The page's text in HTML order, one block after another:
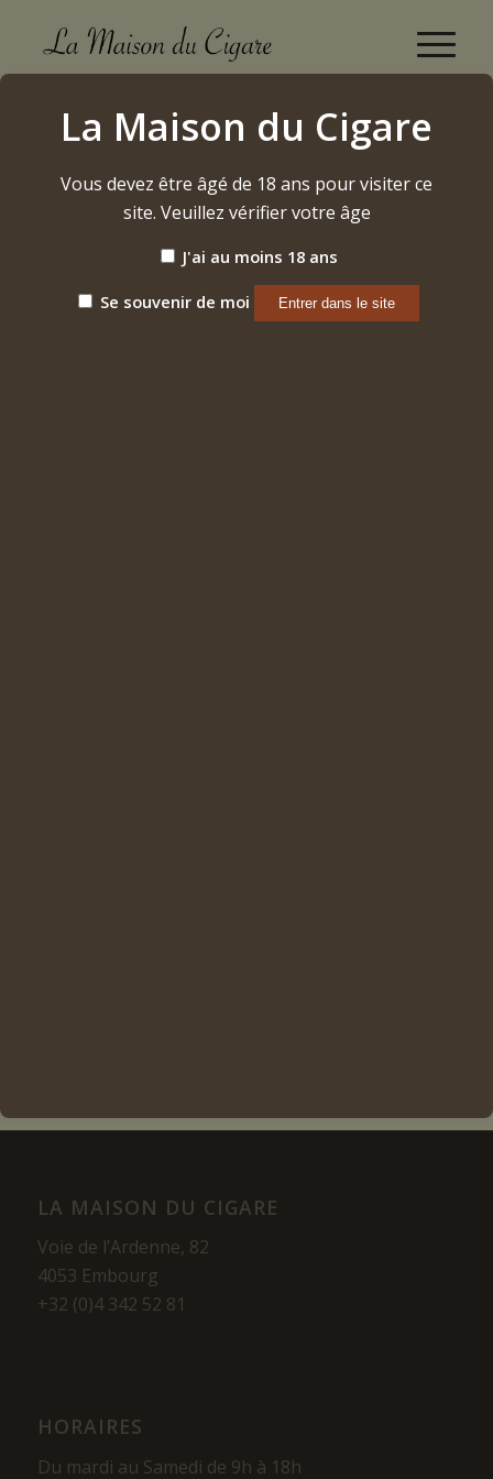
Cusano Churchill (16 pièces) (2024)
Accueil / Etiquette: Cusano Churchill (16 pièces) (2024)
Par défaut
15 Produits par page
LA MAISON DU CIGARE
Voie de l’Ardenne, 82
4053 Embourg
+32 (0)4 342 52 81
HORAIRES
Du mardi au Samedi de 9h à 18h
La Maison du Cigare
Vous devez être âgé de 18 ans pour visiter ce
site. Veuillez vérifier votre âge
J'ai au moins 18 ans
Se souvenir de moi